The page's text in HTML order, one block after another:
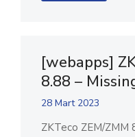
[webapps]
8.88 –
28 Mart 2023
ZKTeco ZEM/ZMM